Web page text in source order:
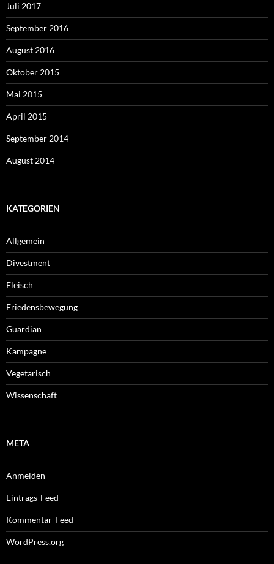
Juli 2017
September 2016
August 2016
Oktober 2015
Mai 2015
April 2015
September 2014
August 2014
KATEGORIEN
Allgemein
Divestment
Fleisch
Friedensbewegung
Guardian
Kampagne
Vegetarisch
Wissenschaft
META
Anmelden
Eintrags-Feed
Kommentar-Feed
WordPress.org